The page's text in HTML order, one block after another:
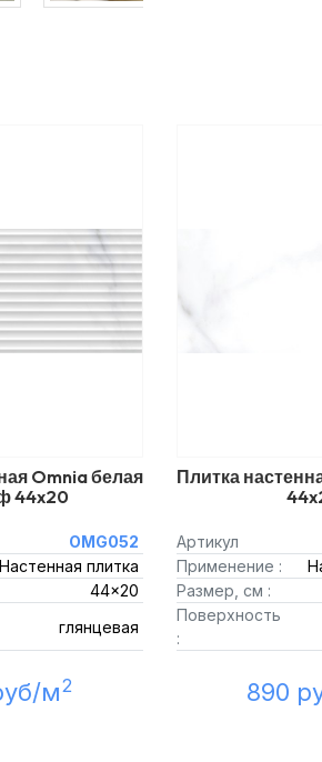
Omnia белая
44x20
OMG052
Настенная плитка
44x20
глянцевая
м2
Плитка
Артикул
Применение :
Размер, см :
Поверхность
:
890